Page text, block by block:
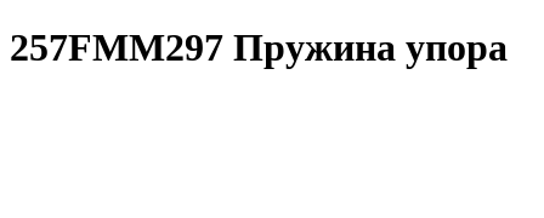
257FMM297 Пружина упора